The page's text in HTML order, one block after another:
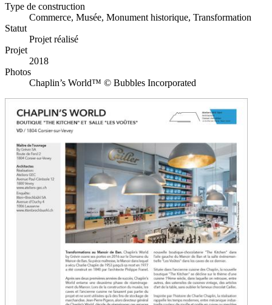
Type de construction
Commerce, Musée, Monument historique, Transformation
Statut
Projet réalisé
Projet
2018
Photos
Chaplin’s World™ © Bubbles Incorporated